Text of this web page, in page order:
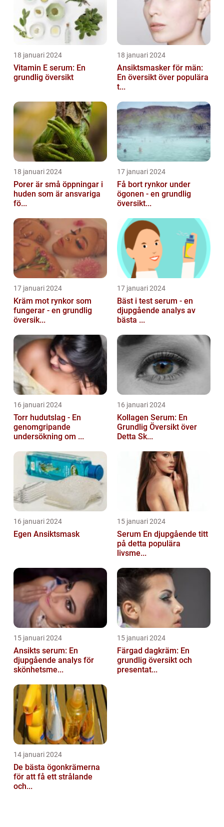
18 januari 2024
Vitamin E serum: En
grundlig översikt
18 januari 2024
Ansiktsmasker för män:
En översikt över populära
t...
18 januari 2024
Porer är små öppningar i
huden som är ansvariga
fö...
17 januari 2024
Få bort rynkor under
ögonen - en grundlig
översikt...
17 januari 2024
Kräm mot rynkor som
fungerar - en grundlig
översik...
17 januari 2024
Bäst i test serum - en
djupgående analys av
bästa ...
16 januari 2024
Torr hudutslag - En
genomgripande
undersökning om ...
16 januari 2024
Kollagen Serum: En
Grundlig Översikt över
Detta Sk...
16 januari 2024
Egen Ansiktsmask
15 januari 2024
Serum En djupgående titt
på detta populära
livsme...
15 januari 2024
Ansikts serum: En
djupgående analys för
skönhetsme...
15 januari 2024
Färgad dagkräm: En
grundlig översikt och
presentat...
14 januari 2024
De bästa ögonkrämerna
för att få ett strålande
och...